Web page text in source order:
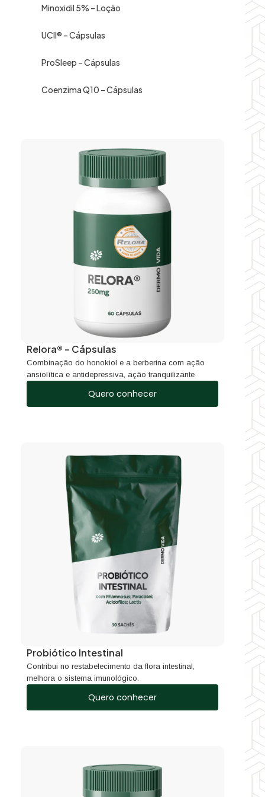
Minoxidil 5% – Loção
UCII® – Cápsulas
ProSleep – Cápsulas
Coenzima Q10 – Cápsulas
Relora® – Cápsulas
Combinação do honokiol e a berberina com ação
ansiolítica e antidepressiva, ação tranquilizante
Quero conhecer
Probiótico Intestinal
Contribui no restabelecimento da flora intestinal,
melhora o sistema imunológico.
Quero conhecer